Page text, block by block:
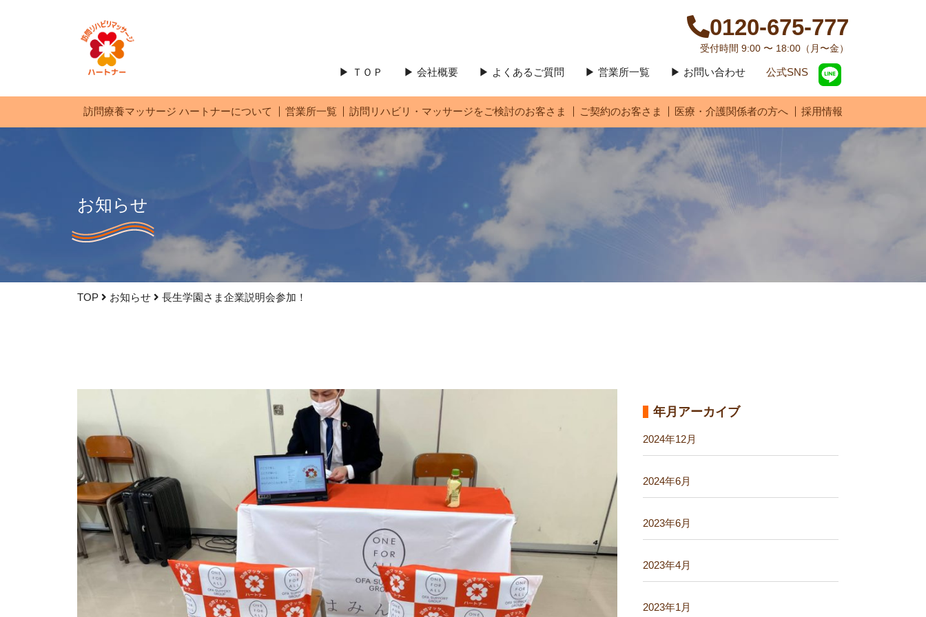
0120-675-777
受付時間 9:00 〜 18:00（月〜金）
▶ ＴＯＰ ▶ 会社概要 ▶ よくあるご質問 ▶ 営業所一覧 ▶ お問い合わせ 公式SNS
訪問療養マッサージ ハートナーについて 営業所一覧 訪問リハビリ・マッサージをご検討のお客さま ご契約のお客さま 医療・介護関係者の方へ 採用情報
お知らせ
TOP お知らせ 長生学園さま企業説明会参加！
年月アーカイブ
2024年12月
2024年6月
2023年6月
2023年4月
2023年1月